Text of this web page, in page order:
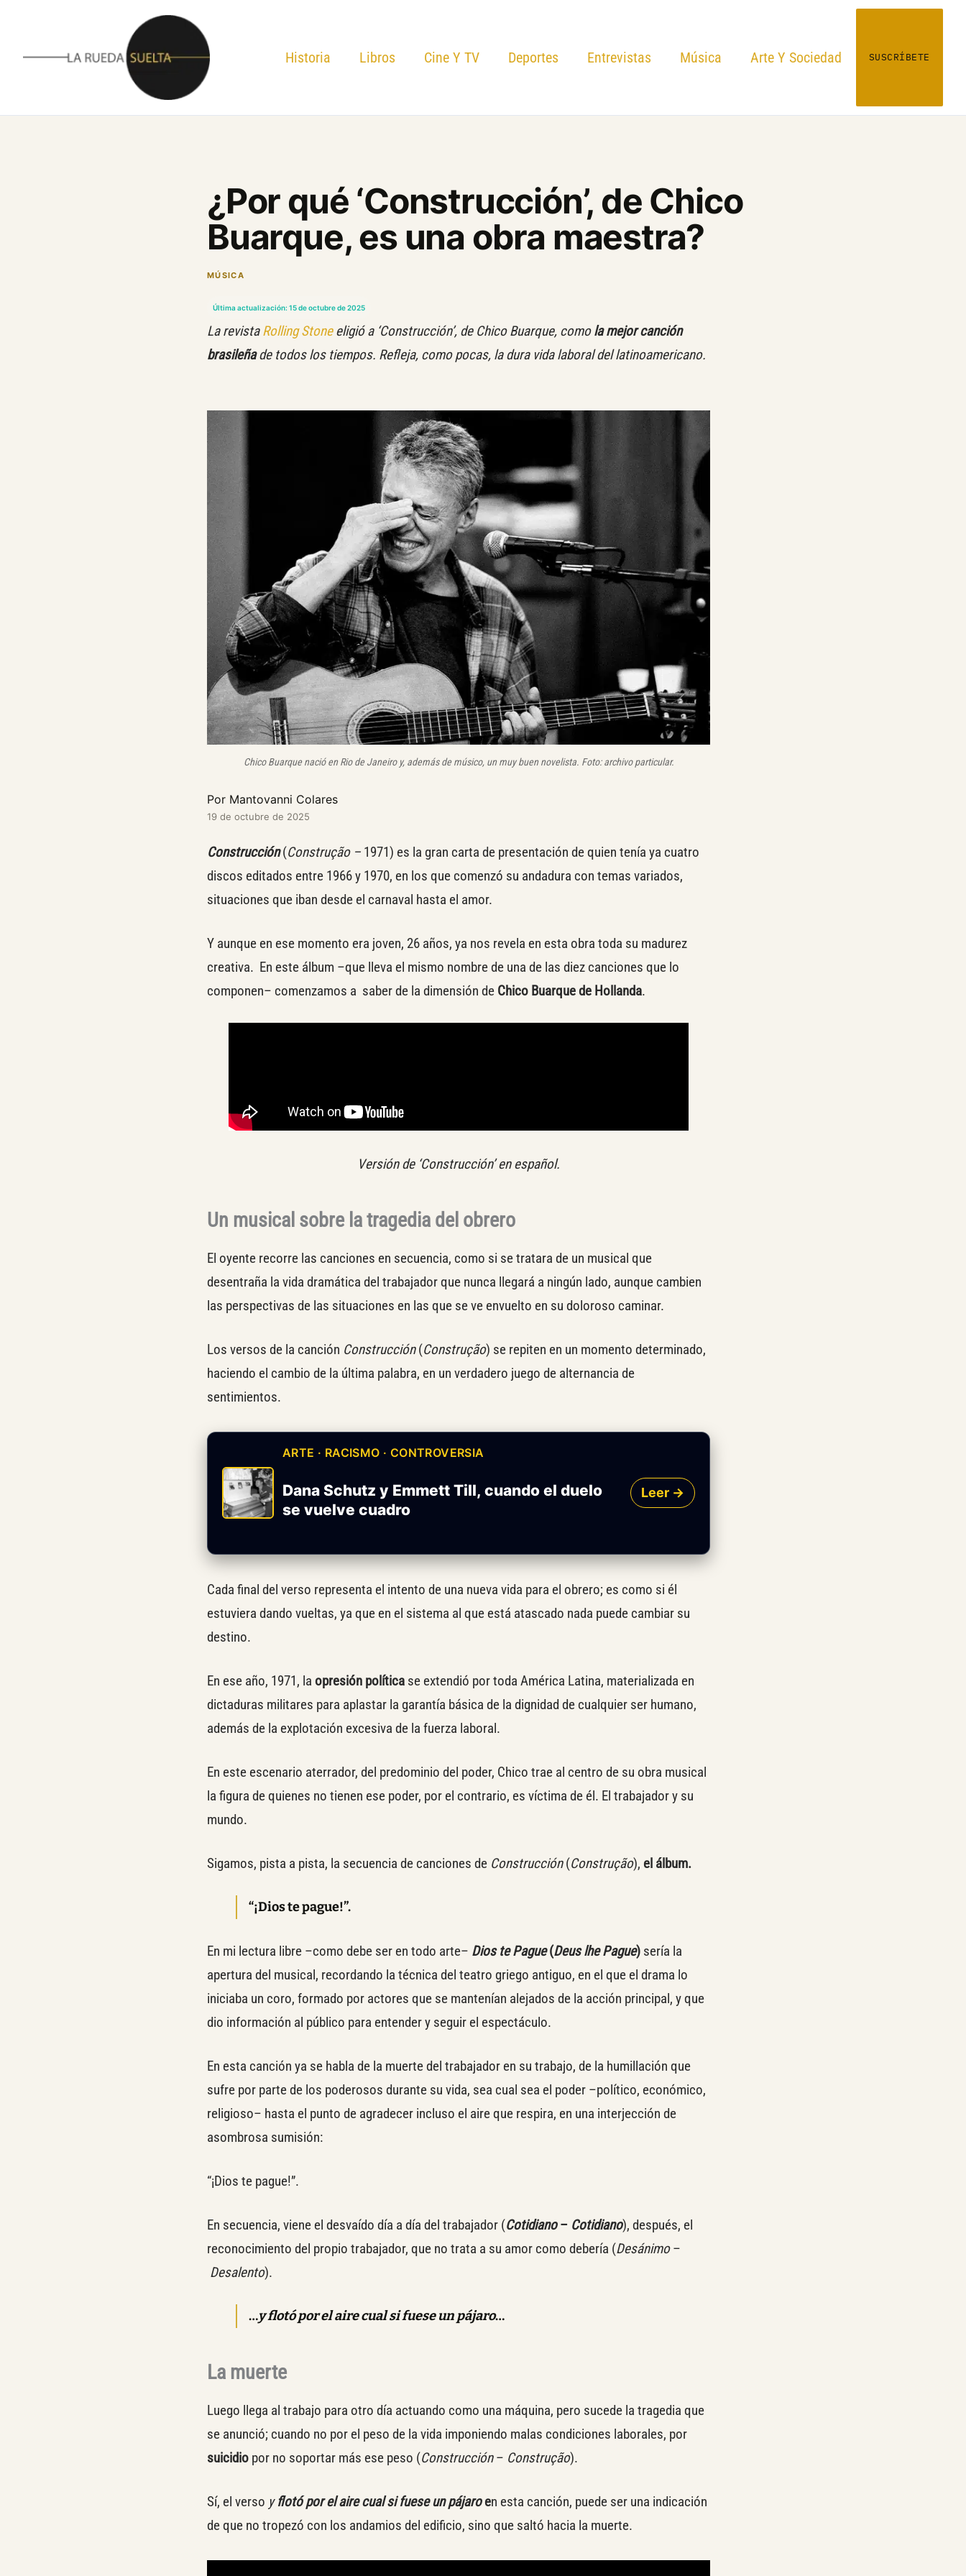
Historia Libros Cine Y TV Deportes Entrevistas Música Arte Y Sociedad SUSCRÍBETE
¿Por qué ‘Construcción’, de Chico
Buarque, es una obra maestra?
MÚSICA
Última actualización: 15 de octubre de 2025
La revistaRolling Stoneeligió a ‘Construcción’, de Chico Buarque, comola mejor canción
brasileñade todos los tiempos. Refleja, como pocas, la dura vida laboral del latinoamericano.
Chico Buarque nació en Rio de Janeiro y, además de músico, un muy buen novelista. Foto: archivo particular.
Por Mantovanni Colares
19 de octubre de 2025
Construcción(Construção – 1971) es la gran carta de presentación de quien tenía ya cuatro
discos editados entre 1966 y 1970, en los que comenzó su andadura con temas variados,
situaciones que iban desde el carnaval hasta el amor.
Y aunque en ese momento era joven, 26 años, ya nos revela en esta obra toda su madurez
creativa. En este álbum –que lleva el mismo nombre de una de las diez canciones que lo
componen– comenzamos a saber de la dimensión de Chico Buarque de Hollanda.
Versión de ‘Construcción’ en español.
Un musical sobre la tragedia del obrero
El oyente recorre las canciones en secuencia, como si se tratara de un musical que
desentraña la vida dramática del trabajador que nunca llegará a ningún lado, aunque cambien
las perspectivas de las situaciones en las que se ve envuelto en su doloroso caminar.
Los versos de la canción Construcción(Construção) se repiten en un momento determinado,
haciendo el cambio de la última palabra, en un verdadero juego de alternancia de
sentimientos.
ARTE · RACISMO · CONTROVERSIA
Dana Schutz y Emmett Till, cuando el duelo
se vuelve cuadro
Leer →
Cada final del verso representa el intento de una nueva vida para el obrero; es como si él
estuviera dando vueltas, ya que en el sistema al que está atascado nada puede cambiar su
destino.
En ese año, 1971, la opresión política se extendió por toda América Latina, materializada en
dictaduras militares para aplastar la garantía básica de la dignidad de cualquier ser humano,
además de la explotación excesiva de la fuerza laboral.
En este escenario aterrador, del predominio del poder, Chico trae al centro de su obra musical
la figura de quienes no tienen ese poder, por el contrario, es víctima de él. El trabajador y su
mundo.
Sigamos, pista a pista, la secuencia de canciones de Construcción(Construção), el álbum.
“¡Dios te pague!”.
En mi lectura libre –como debe ser en todo arte– Dios te Pague(Deus lhe Pague) sería la
apertura del musical, recordando la técnica del teatro griego antiguo, en el que el drama lo
iniciaba un coro, formado por actores que se mantenían alejados de la acción principal, y que
dio información al público para entender y seguir el espectáculo.
En esta canción ya se habla de la muerte del trabajador en su trabajo, de la humillación que
sufre por parte de los poderosos durante su vida, sea cual sea el poder –político, económico,
religioso– hasta el punto de agradecer incluso el aire que respira, en una interjección de
asombrosa sumisión:
“¡Dios te pague!”.
En secuencia, viene el desvaído día a día del trabajador (Cotidiano– Cotidiano), después, el
reconocimiento del propio trabajador, que no trata a su amor como debería (Desánimo–
Desalento).
…y flotó por el aire cual si fuese un pájaro…
La muerte
Luego llega al trabajo para otro día actuando como una máquina, pero sucede la tragedia que
se anunció; cuando no por el peso de la vida imponiendo malas condiciones laborales, por
suicidio por no soportar más ese peso (Construcción– Construção).
Sí, el verso yflotó por el aire cual si fuese un pájaroen esta canción, puede ser una indicación
de que no tropezó con los andamios del edificio, sino que saltó hacia la muerte.